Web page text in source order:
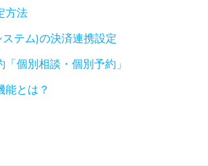
方法
テム)の決済連携設定
個別相談・個別予約」
能とは？